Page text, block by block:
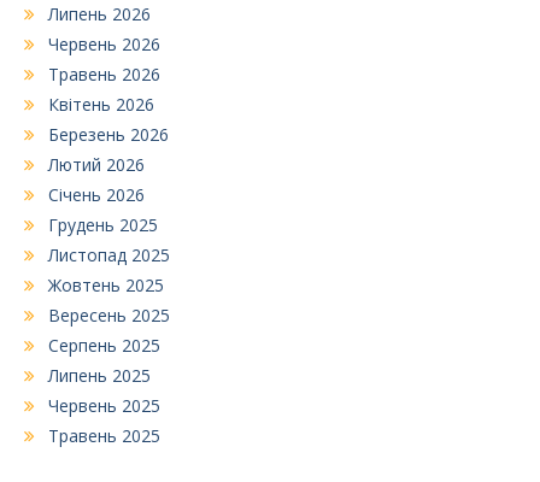
Липень 2026
Червень 2026
Травень 2026
Квітень 2026
Березень 2026
Лютий 2026
Січень 2026
Грудень 2025
Листопад 2025
Жовтень 2025
Вересень 2025
Серпень 2025
Липень 2025
Червень 2025
Травень 2025